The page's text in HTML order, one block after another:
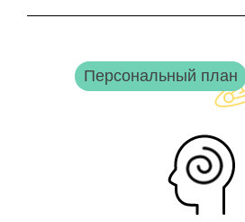
Персональный план